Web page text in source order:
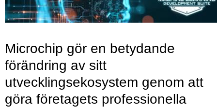
Microchip gör en betydande
förändring av sitt
utvecklingsekosystem genom att
göra företagets professionella